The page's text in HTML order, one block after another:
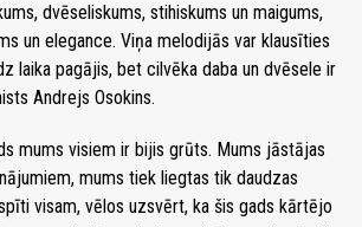
dvēseliskums, stihiskums un maigums,
un elegance. Viņa melodijās var klausīties
laika pagājis, bet cilvēka daba un dvēsele ir
Andrejs Osokins.
mums visiem ir bijis grūts. Mums jāstājas
mums tiek liegtas tik daudzas
visam, vēlos uzsvērt, ka šis gads kārtējo